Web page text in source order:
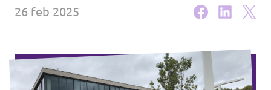
Notizie
26 feb 2025